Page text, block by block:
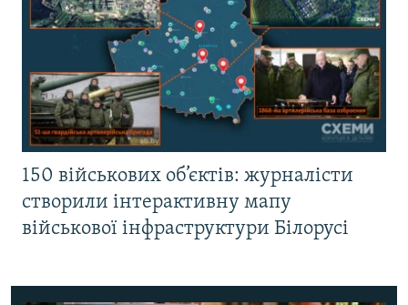
150 військових об’єктів: журналісти
створили інтерактивну мапу
військової інфраструктури Білорусі